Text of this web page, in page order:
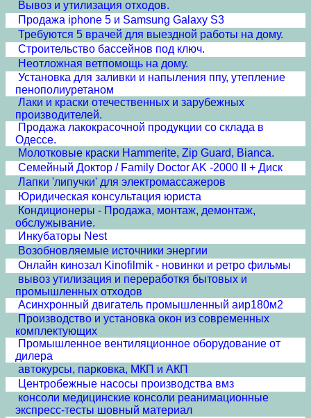
Вывоз и утилизация отходов.
Продажа iphone 5 и Samsung Galaxy S3
Требуются 5 врачей для выездной работы на дому.
Строительство бассейнов под ключ.
Неотложная ветпомощь на дому.
Установка для заливки и напыления ппу, утепление
пенополиуретаном
Лаки и краски отечественных и зарубежных
производителей.
Продажа лакокрасочной продукции со склада в
Одессе.
Молотковые краски Hammerite, Zip Guard, Bianca.
Cемейный Доктор / Family Doctor AK -2000 II + Диск
Лапки 'липучки' для электромассажеров
Юридическая консультация юриста
Кондиционеры - Продажа, монтаж, демонтаж,
обслужывание.
Инкубаторы Nest
Возобновляемые источники энергии
Онлайн кинозал Kinofilmik - новинки и ретро фильмы
вывоз утилизация и переработкя бытовых и
промышленных отходов
Асинхронный двигатель промышленный аир180м2
Производство и установка окон из современных
комплектующих
Промышленное вентиляционное оборудование от
дилера
автокурсы, парковка, МКП и АКП
Центробежные насосы производства вмз
консоли медицинские консоли реанимационные
экспресс-тесты шовный материал